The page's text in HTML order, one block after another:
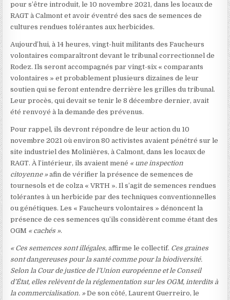
pour s’être introduit, le 10 novembre 2021, dans les locaux de
RAGT à Calmont et avoir éventré des sacs de semences de
cultures rendues tolérantes aux herbicides.
Aujourd’hui, à 14 heures, vingt-huit militants des Faucheurs
volontaires comparaîtront devant le tribunal correctionnel de
Rodez. Ils seront accompagnés par vingt-six « comparants
volontaires »et probablement plusieurs dizaines de leur
soutien qui se feront entendre derrière les grilles du tribunal.
Leur procès, qui devait se tenir le 8 décembre dernier, avait
été renvoyé à la demande des prévenus.
Pour rappel, ils devront répondre de leur action du 10
novembre 2021 où environ 80 activistes avaient pénétré sur le
site industriel des Molinières, à Calmont, dans les locaux de
RAGT. À l’intérieur, ils avaient mené « une inspection
citoyenne »afin de vérifier la présence de semences de
tournesols et de colza « VRTH ». Il s’agit de semences rendues
tolérantes à un herbicide par des techniques conventionnelles
ou génétiques. Les « Faucheurs volontaires » dénoncent la
présence de ces semences qu’ils considèrent comme étant des
OGM « cachés ».
« Ces semences sont illégales, affirme le collectif. Ces graines
sont dangereuses pour la santé comme pour la biodiversité.
Selon la Cour de justice de l’Union européenne et le Conseil
d’État, elles relèvent de la réglementation sur les OGM, interdits à
la commercialisation. »De son côté, Laurent Guerreiro, le